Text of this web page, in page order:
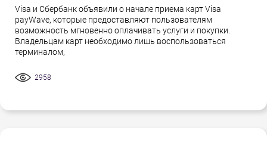
Visa и Сбербанк объявили о начале приема карт Visa
payWave, которые предоставляют пользователям
возможность мгновенно оплачивать услуги и покупки.
Владельцам карт необходимо лишь воспользоваться
терминалом,
2958